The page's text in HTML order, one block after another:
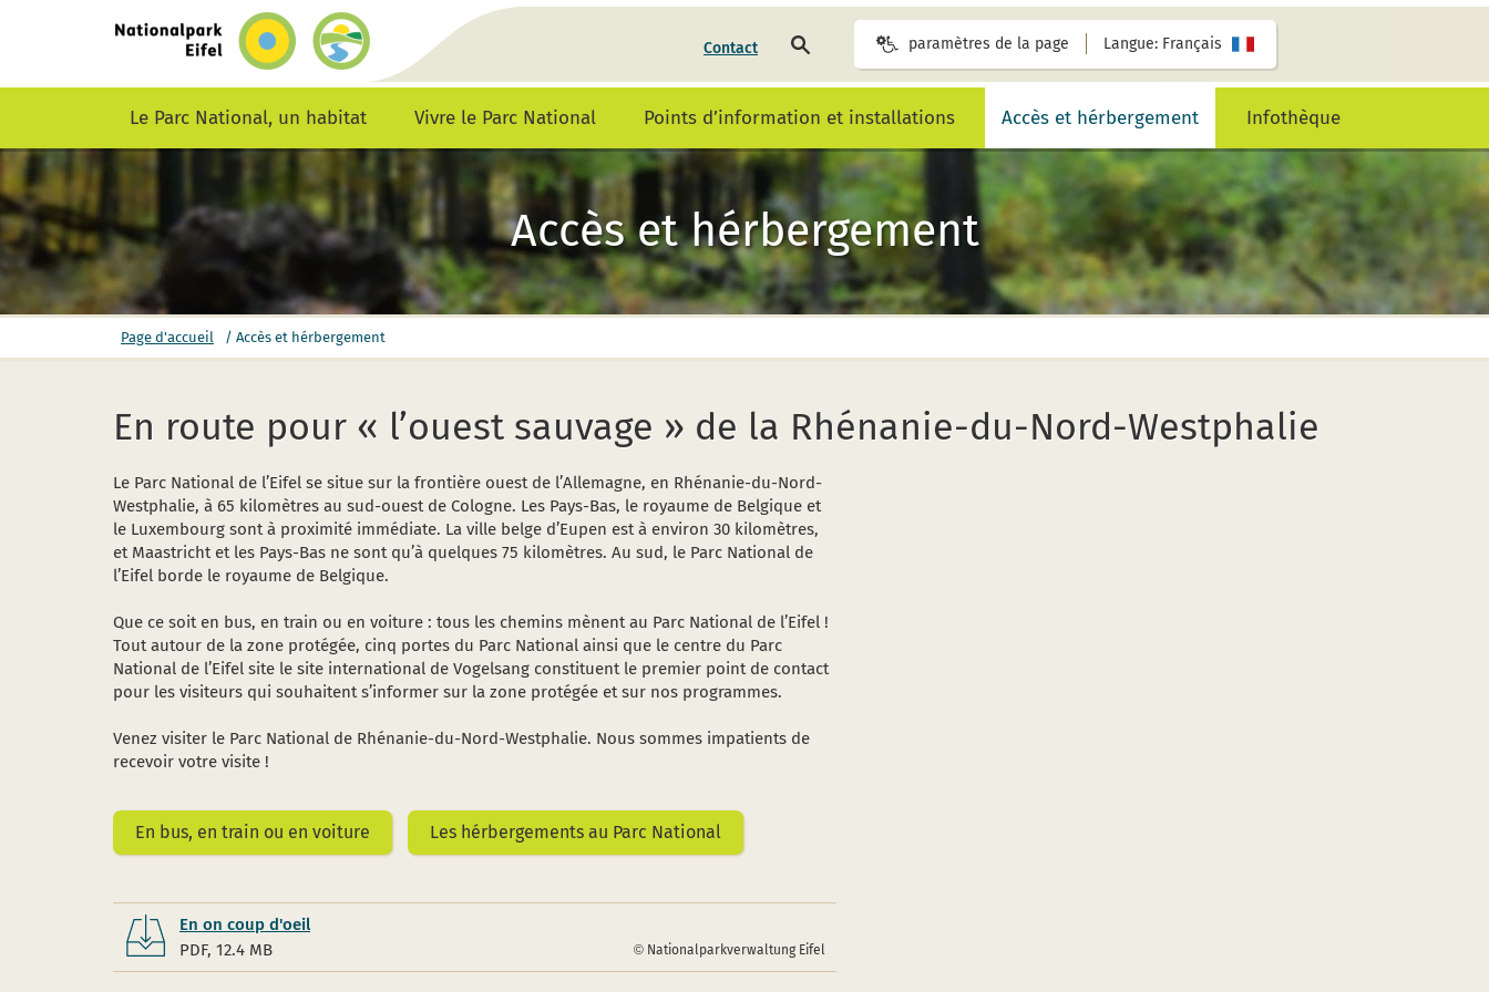
d’accueil
Contact
rechercher
page
paramètres de la page Langue: Français
Le Parc National, un habitat Vivre le Parc National Points d’information et installations Accès et hérbergement Infothèque
Accès et hérbergement
ici:
Page d'accueil / Accès et hérbergement
En route pour « l’ouest sauvage » de la Rhénanie-du-Nord-Westphalie
Le Parc National de l’Eifel se situe sur la frontière ouest de l’Allemagne, en Rhénanie-du-Nord-
Westphalie, à 65 kilomètres au sud-ouest de Cologne. Les Pays-Bas, le royaume de Belgique et
le Luxembourg sont à proximité immédiate. La ville belge d’Eupen est à environ 30 kilomètres,
et Maastricht et les Pays-Bas ne sont qu’à quelques 75 kilomètres. Au sud, le Parc National de
l’Eifel borde le royaume de Belgique.
Que ce soit en bus, en train ou en voiture : tous les chemins mènent au Parc National de l’Eifel !
Tout autour de la zone protégée, cinq portes du Parc National ainsi que le centre du Parc
National de l’Eifel site le site international de Vogelsang constituent le premier point de contact
pour les visiteurs qui souhaitent s’informer sur la zone protégée et sur nos programmes.
Venez visiter le Parc National de Rhénanie-du-Nord-Westphalie. Nous sommes impatients de
recevoir votre visite !
En bus, en train ou en voiture Les hérbergements au Parc National
En on coup d'oeil
PDF, 12.4 MB
Nationalparkverwaltung Eifel